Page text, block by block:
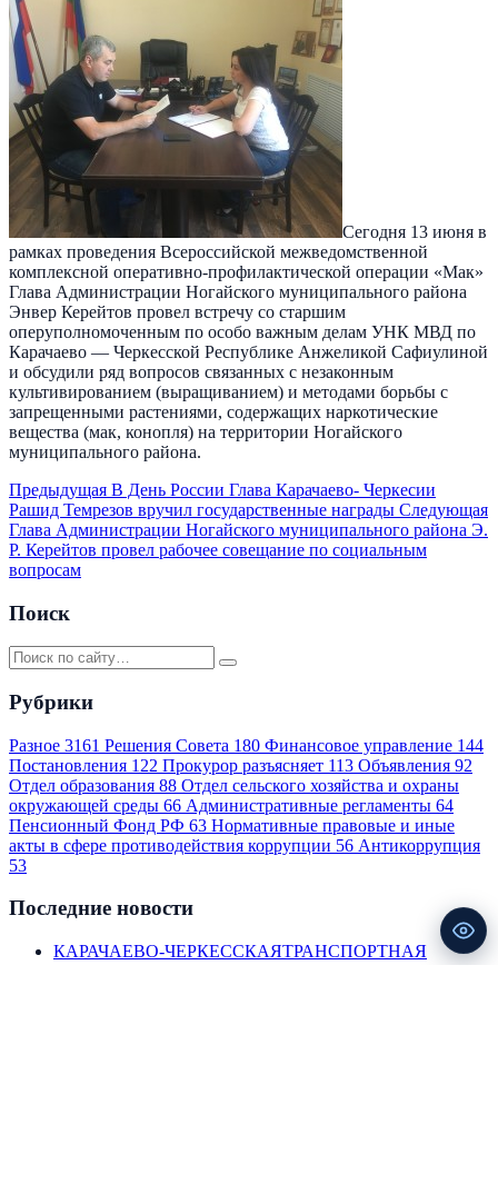
Сегодня 13 июня в
рамках проведения Всероссийской межведомственной
комплексной оперативно-профилактической операции «Мак»
Глава Администрации Ногайского муниципального района
Энвер Керейтов провел встречу со старшим
оперуполномоченным по особо важным делам УНК МВД по
Карачаево — Черкесской Республике Анжеликой Сафиулиной
и обсудили ряд вопросов связанных с незаконным
культивированием (выращиванием) и методами борьбы с
запрещенными растениями, содержащих наркотические
вещества (мак, конопля) на территории Ногайского
муниципального района.
Предыдущая В День России Глава Карачаево- Черкесии
Рашид Темрезов вручил государственные награды Следующая
Глава Администрации Ногайского муниципального района Э.
Р. Керейтов провел рабочее совещание по социальным
вопросам
Поиск
Рубрики
Разное 3161 Решения Совета 180 Финансовое управление 144
Постановления 122 Прокурор разъясняет 113 Объявления 92
Отдел образования 88 Отдел сельского хозяйства и охраны
окружающей среды 66 Административные регламенты 64
Пенсионный Фонд РФ 63 Нормативные правовые и иные
акты в сфере противодействия коррупции 56 Антикоррупция
53
Последние новости
КАРАЧАЕВО-ЧЕРКЕССКАЯТРАНСПОРТНАЯ